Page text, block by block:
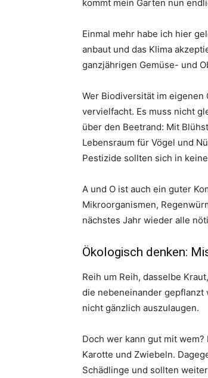
kommt mein Garten nun
Einmal mehr habe ich hier
anbaut und das Klima
ganzjährigen Gemüse- und
Wer Biodiversität im
vervielfacht. Es muss nicht
über den Beetrand: Mit
Lebensraum für Vögel und
Pestizide sollten sich in
A und O ist auch ein guter
Mikroorganismen,
nächstes Jahr wieder alle
Ökologisch denken:
Reih um Reih, dasselbe
die nebeneinander gepflanzt
nicht gänzlich auszulaugen.
Doch wer kann gut mit
Karotte und Zwiebeln.
Schädlinge und sollten